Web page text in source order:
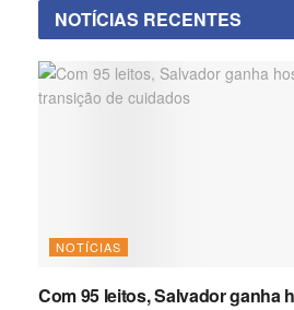
NOTÍCIAS RECENTES
NOTÍCIAS
Com 95 leitos, Salvador ganha